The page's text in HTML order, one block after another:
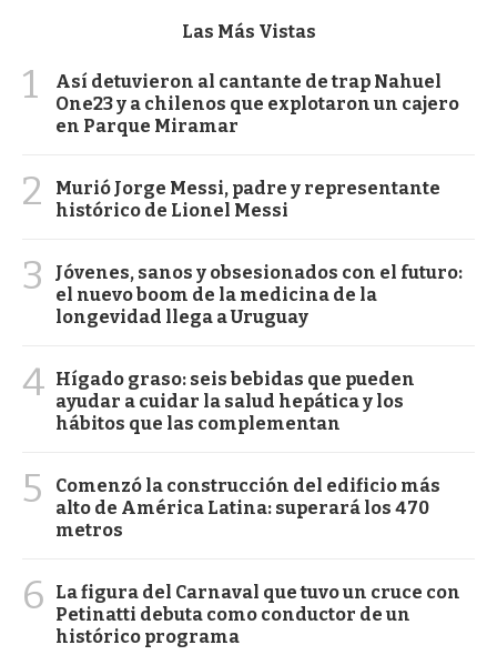
Las Más Vistas
1
Así detuvieron al cantante de trap Nahuel
One23 y a chilenos que explotaron un cajero
en Parque Miramar
2
Murió Jorge Messi, padre y representante
histórico de Lionel Messi
3
Jóvenes, sanos y obsesionados con el futuro:
el nuevo boom de la medicina de la
longevidad llega a Uruguay
4 Hígado graso: seis bebidas que pueden
ayudar a cuidar la salud hepática y los
hábitos que las complementan
5
Comenzó la construcción del edificio más
alto de América Latina: superará los 470
metros
6
La figura del Carnaval que tuvo un cruce con
Petinatti debuta como conductor de un
histórico programa